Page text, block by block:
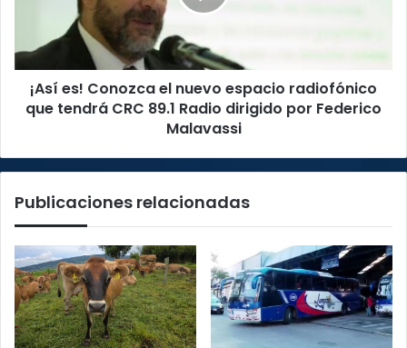
radiofónico
que
tendrá
CRC
89.1
por
Malavassi
¡Así es! Conozca el nuevo espacio radiofónico
que tendrá CRC 89.1 Radio dirigido por Federico
Malavassi
Publicaciones relacionadas